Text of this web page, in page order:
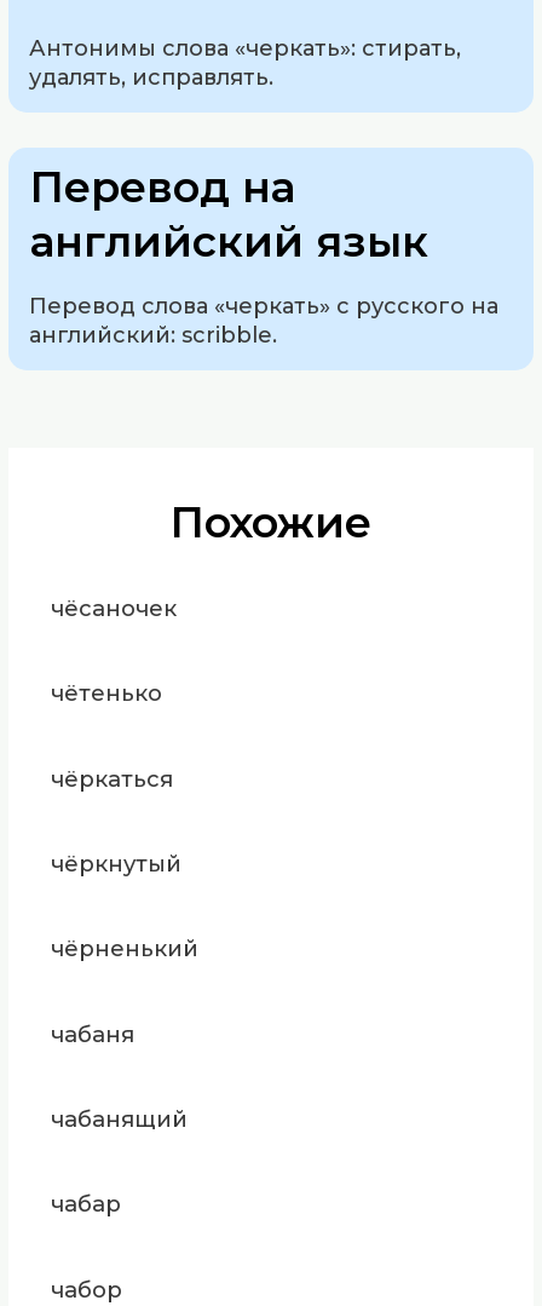
Антонимы слова «черкать»: стирать,
удалять, исправлять.
Перевод на
английский язык
Перевод слова «черкать» с русского на
английский: scribble.
Похожие
чёсаночек
чётенько
чёркаться
чёркнутый
чёрненький
чабаня
чабанящий
чабар
чабор